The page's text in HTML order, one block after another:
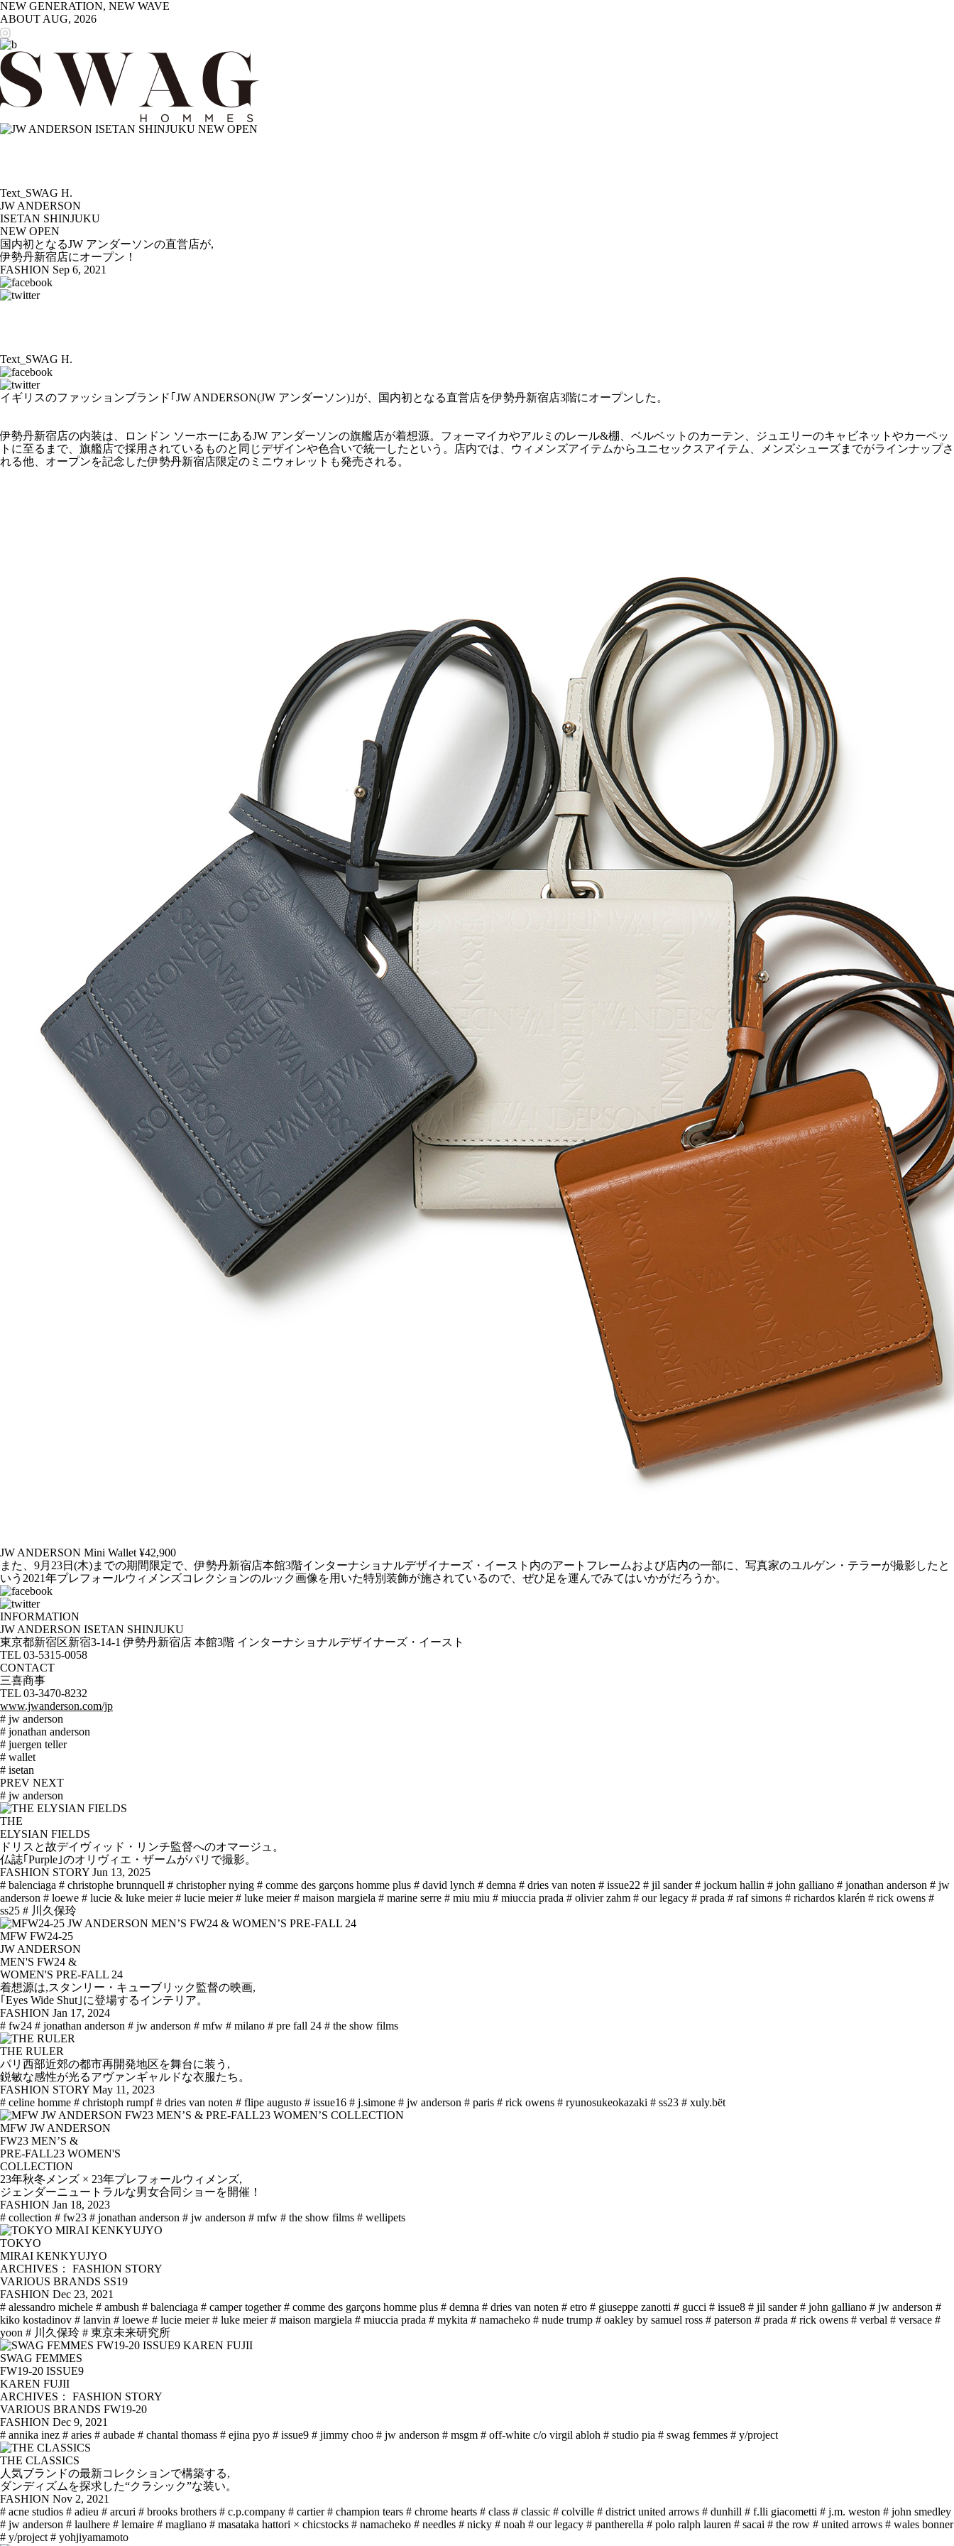
NEW GENERATION, NEW WAVE
ABOUT AUG, 2026
Text_SWAG H.
JW ANDERSON
ISETAN SHINJUKU
NEW OPEN
国内初となるJW アンダーソンの直営店が,
伊勢丹新宿店にオープン！
FASHION Sep 6, 2021
Text_SWAG H.
イギリスのファッションブランド｢JW ANDERSON(JW アンダーソン)｣が、国内初となる直営店を伊勢丹新宿店3階にオープンした。
伊勢丹新宿店の内装は、ロンドン ソーホーにあるJW アンダーソンの旗艦店が着想源。フォーマイカやアルミのレール&棚、ベルベットのカーテン、ジュエリーのキャビネットやカーペッ
トに至るまで、旗艦店で採用されているものと同じデザインや色合いで統一したという。店内では、ウィメンズアイテムからユニセックスアイテム、メンズシューズまでがラインナップさ
れる他、オープンを記念した伊勢丹新宿店限定のミニウォレットも発売される。
JW ANDERSON Mini Wallet ¥42,900
また、9月23日(木)までの期間限定で、伊勢丹新宿店本館3階インターナショナルデザイナーズ・イースト内のアートフレームおよび店内の一部に、写真家のユルゲン・テラーが撮影したと
いう2021年プレフォールウィメンズコレクションのルック画像を用いた特別装飾が施されているので、ぜひ足を運んでみてはいかがだろうか。
INFORMATION
JW ANDERSON ISETAN SHINJUKU
東京都新宿区新宿3-14-1 伊勢丹新宿店 本館3階 インターナショナルデザイナーズ・イースト
TEL 03-5315-0058
CONTACT
三喜商事
TEL 03-3470-8232
www.jwanderson.com/jp
# jw anderson
# jonathan anderson
# juergen teller
# wallet
# isetan
PREV NEXT
# jw anderson
THE
ELYSIAN FIELDS
ドリスと故デイヴィッド・リンチ監督へのオマージュ。
仏誌｢Purple｣のオリヴィエ・ザームがパリで撮影。
FASHION STORY Jun 13, 2025
# balenciaga # christophe brunnquell # christopher nying # comme des garçons homme plus # david lynch # demna # dries van noten # issue22 # jil sander # jockum hallin # john galliano # jonathan anderson # jw
anderson # loewe # lucie & luke meier # lucie meier # luke meier # maison margiela # marine serre # miu miu # miuccia prada # olivier zahm # our legacy # prada # raf simons # richardos klarén # rick owens #
ss25 # 川久保玲
MFW FW24-25
JW ANDERSON
MEN'S FW24 &
WOMEN'S PRE-FALL 24
着想源は,スタンリー・キューブリック監督の映画,
｢Eyes Wide Shut｣に登場するインテリア。
FASHION Jan 17, 2024
# fw24 # jonathan anderson # jw anderson # mfw # milano # pre fall 24 # the show films
THE RULER
パリ西部近郊の都市再開発地区を舞台に装う,
鋭敏な感性が光るアヴァンギャルドな衣服たち。
FASHION STORY May 11, 2023
# celine homme # christoph rumpf # dries van noten # flipe augusto # issue16 # j.simone # jw anderson # paris # rick owens # ryunosukeokazaki # ss23 # xuly.bët
MFW JW ANDERSON
FW23 MEN’S &
PRE-FALL23 WOMEN'S
COLLECTION
23年秋冬メンズ × 23年プレフォールウィメンズ,
ジェンダーニュートラルな男女合同ショーを開催！
FASHION Jan 18, 2023
# collection # fw23 # jonathan anderson # jw anderson # mfw # the show films # wellipets
TOKYO
MIRAI KENKYUJYO
ARCHIVES： FASHION STORY
VARIOUS BRANDS SS19
FASHION Dec 23, 2021
# alessandro michele # ambush # balenciaga # camper together # comme des garçons homme plus # demna # dries van noten # etro # giuseppe zanotti # gucci # issue8 # jil sander # john galliano # jw anderson #
kiko kostadinov # lanvin # loewe # lucie meier # luke meier # maison margiela # miuccia prada # mykita # namacheko # nude trump # oakley by samuel ross # paterson # prada # rick owens # verbal # versace #
yoon # 川久保玲 # 東京未来研究所
SWAG FEMMES
FW19-20 ISSUE9
KAREN FUJII
ARCHIVES： FASHION STORY
VARIOUS BRANDS FW19-20
FASHION Dec 9, 2021
# annika inez # aries # aubade # chantal thomass # ejina pyo # issue9 # jimmy choo # jw anderson # msgm # off-white c/o virgil abloh # studio pia # swag femmes # y/project
THE CLASSICS
人気ブランドの最新コレクションで構築する,
ダンディズムを探求した“クラシック”な装い。
FASHION Nov 2, 2021
# acne studios # adieu # arcuri # brooks brothers # c.p.company # cartier # champion tears # chrome hearts # class # classic # colville # district united arrows # dunhill # f.lli giacometti # j.m. weston # john smedley
# jw anderson # laulhere # lemaire # magliano # masataka hattori × chicstocks # namacheko # needles # nicky # noah # our legacy # pantherella # polo ralph lauren # sacai # the row # united arrows # wales bonner
# y/project # yohjiyamamoto